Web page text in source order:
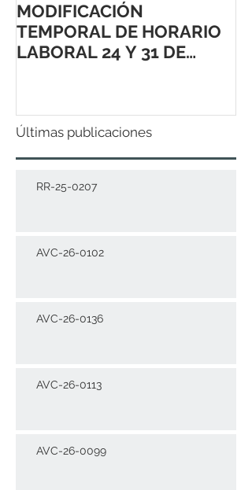
MODIFICACIÓN
TEMPORAL DE HORARIO
LABORAL 24 Y 31 DE
Últimas publicaciones
RR-25-0207
AVC-26-0102
AVC-26-0136
AVC-26-0113
AVC-26-0099